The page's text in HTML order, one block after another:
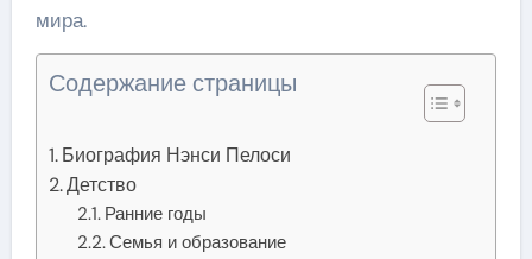
мира.
Содержание страницы
Биография Нэнси Пелоси
Детство
Ранние годы
Семья и образование